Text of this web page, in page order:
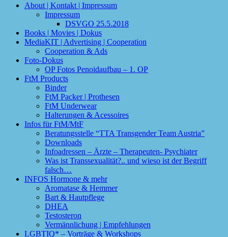
About | Kontakt | Impressum
Impressum
DSVGO 25.5.2018
Books | Movies | Dokus
MediaKIT | Advertising | Cooperation
Cooperation & Ads
Foto-Dokus
OP Fotos Penoidaufbau – 1. OP
FtM Products
Binder
FtM Packer | Prothesen
FtM Underwear
Halterungen & Acessoires
Infos für FtM/MtF
Beratungsstelle “TTA Transgender Team Austria”
Downloads
Infoadressen – Ärzte – Therapeuten- Psychiater
Was ist Transsexualität?.. und wieso ist der Begriff
falsch…
INFOS Hormone & mehr
Aromatase & Hemmer
Bart & Hautpflege
DHEA
Testosteron
Vermännlichung | Empfehlungen
LGBTIQ* – Vorträge & Workshops